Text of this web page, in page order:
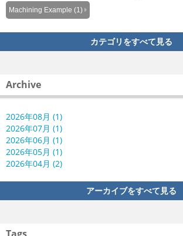
Machining Example (1)
カテゴリをすべて見る
Archive
2026年08月 (1)
2026年07月 (1)
2026年06月 (1)
2026年05月 (1)
2026年04月 (2)
アーカイブをすべて見る